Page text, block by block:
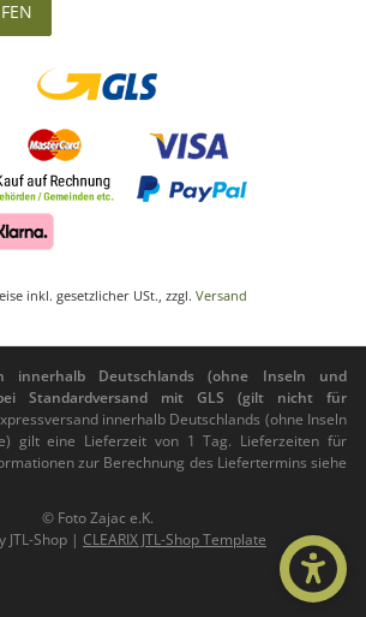
inkl. gesetzlicher USt., zzgl. Versand
innerhalb Deutschlands (ohne Inseln und
bei Standardversand mit GLS (gilt nicht für
innerhalb Deutschlands (ohne Inseln
gilt eine Lieferzeit von 1 Tag. Lieferzeiten für
zur Berechnung des Liefertermins siehe
© Foto Zajac e.K.
JTL-Shop | CLEARIX JTL-Shop Template